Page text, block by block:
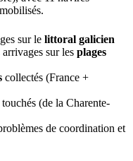
sur le littoral galicien
arrivages sur les plages
collectés (France +
touchés (de la Charente-
de coordination et